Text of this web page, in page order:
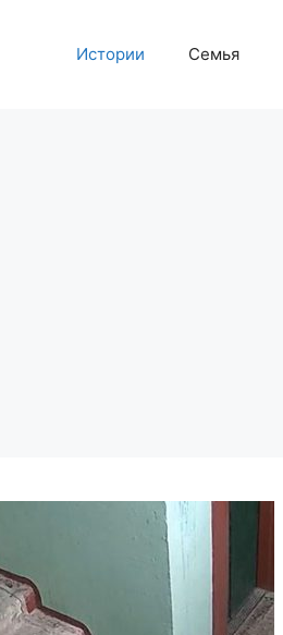
Истории Семья